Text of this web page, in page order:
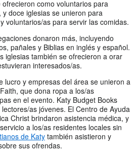
como voluntarios para
doce iglesias se unieron para
voluntarios/as para servir las comidas.
donaron más, incluyendo
pañales y Biblias en inglés y español.
iglesias también se ofrecieron a orar
interesados/as.
lucro y empresas del área se unieron a
que dona ropa a los/as
en el evento. Katy Budget Books
as jóvenes. El Centro de Ayuda
Christ brindaron asistencia médica, y
a los/as residentes locales sin
de Katy también asistieron y
sus ofrendas.